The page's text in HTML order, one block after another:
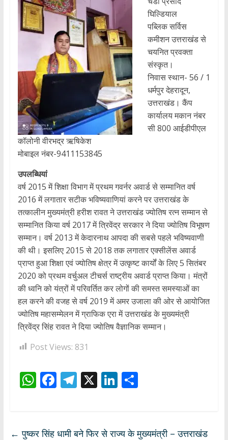
घिल्डियाल
पब्लिक सर्विस
कमीशन उत्तराखंड से
चयनित प्रवक्ता
संस्कृत।
निवास स्थान- 56 / 1
धर्मपुर देहरादून,
उत्तराखंड। कैंप
कार्यालय मकान नंबर
सी 800 आईडीपीएल
कॉलोनी वीरभद्र ऋषिकेश
मोबाइल नंबर-9411153845
उपलब्धियां
वर्ष 2015 में शिक्षा विभाग में प्रथम गवर्नर अवार्ड से सम्मानित वर्ष
2016 में लगातार सटीक भविष्यवाणियां करने पर उत्तराखंड के
तत्कालीन मुख्यमंत्री हरीश रावत ने उत्तराखंड ज्योतिष रत्न सम्मान से
सम्मानित किया वर्ष 2017 में त्रिवेंद्र सरकार ने दिया ज्योतिष विभूषण
सम्मान। वर्ष 2013 में केदारनाथ आपदा की सबसे पहले भविष्यवाणी
की थी। इसलिए 2015 से 2018 तक लगातार एक्सीलेंस अवार्ड
प्राप्त हुआ शिक्षा एवं ज्योतिष क्षेत्र में उत्कृष्ट कार्यों के लिए 5 सितंबर
2020 को प्रथम वर्चुअल टीचर्स राष्ट्रीय अवार्ड प्राप्त किया। मंत्रों
की ध्वनि को यंत्रों में परिवर्तित कर लोगों की समस्त समस्याओं का
हल करने की वजह से वर्ष 2019 में अमर उजाला की ओर से आयोजित
ज्योतिष महासम्मेलन में ग्राफिक एरा में उत्तराखंड के मुख्यमंत्री
त्रिवेंद्र सिंह रावत ने दिया ज्योतिष वैज्ञानिक सम्मान।
Post Views: 831
W
s
F
b
T
gr
X Li
e
S
e
← पुष्कर सिंह धामी बने फिर से राज्य के मुख्यमंत्री – उत्तराखंड